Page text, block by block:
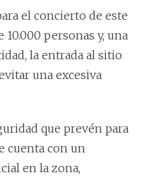
el concierto de este
personas y, una
la entrada al sitio
una excesiva
que prevén para
cuenta con un
en la zona,